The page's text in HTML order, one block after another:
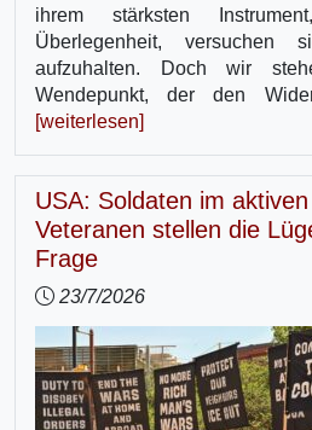
ihrem stärksten
Überlegenheit, versuchen
aufzuhalten. Doch wir
Wendepunkt, der den
[weiterlesen]
USA: Soldaten im
Veteranen stellen die
Frage
23/7/2026